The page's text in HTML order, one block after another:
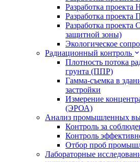
Разработка проекта
Разработка проекта
Разработка проекта
защитной зоны)
Экологическое
Радиационный контроль
Плотность потока
грунта (ППР)
Гамма-съемка в
застройки
Измерение
(ЭРОА)
Анализ промышленных
Контроль за
Контроль
Отбор проб
Лабораторные